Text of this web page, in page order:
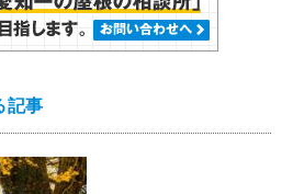
記事